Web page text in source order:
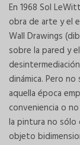
En 1968 Sol
obra de arte y el
Wall Drawings
sobre la pared y
dinámica. Pero
aquella época
conveniencia o
la pintura no sólo
objeto